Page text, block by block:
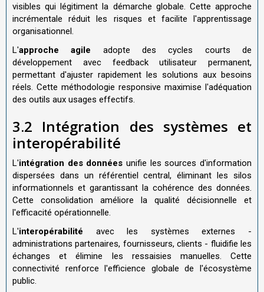
visibles qui légitiment la démarche globale. Cette approche
incrémentale réduit les risques et facilite l'apprentissage
organisationnel.
L'approche agile adopte des cycles courts de
développement avec feedback utilisateur permanent,
permettant d'ajuster rapidement les solutions aux besoins
réels. Cette méthodologie responsive maximise l'adéquation
des outils aux usages effectifs.
3.2 Intégration des systèmes et
interopérabilité
L'intégration des données unifie les sources d'information
dispersées dans un référentiel central, éliminant les silos
informationnels et garantissant la cohérence des données.
Cette consolidation améliore la qualité décisionnelle et
l'efficacité opérationnelle.
L'interopérabilité avec les systèmes externes -
administrations partenaires, fournisseurs, clients - fluidifie les
échanges et élimine les ressaisies manuelles. Cette
connectivité renforce l'efficience globale de l'écosystème
public.